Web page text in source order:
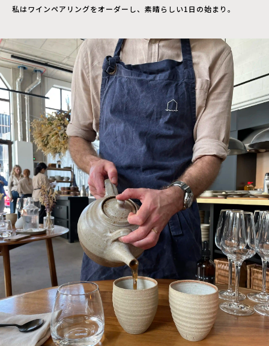
私はワインペアリングをオーダーし、素晴らしい1日の始まり。